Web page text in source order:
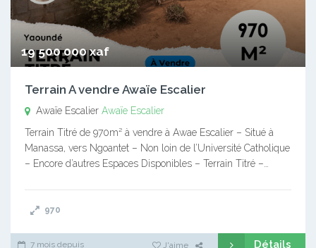
19 500 000 xaf
Terrain A vendre Awaïe Escalier
Awaïe Escalier Awaïe Escalier
Terrain Titré de 970m² à vendre à Awae Escalier – Situé à
Manassa, vers Ngoantet – Non loin de l’Université Catholique
– Encore d’autres Espaces Disponibles – Terrain Titré –…
970
7 mois depuis J'aime Détails